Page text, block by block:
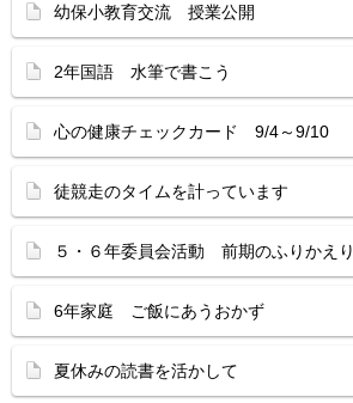
幼保小教育交流 授業公開
2年国語 水筆で書こう
心の健康チェックカード 9/4～9/10
徒競走のタイムを計っています
５・６年委員会活動 前期のふりかえり
6年家庭 ご飯にあうおかず
夏休みの読書を活かして